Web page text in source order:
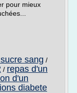
pour mieux
sang /
/ repas d'un
d'un
diabete